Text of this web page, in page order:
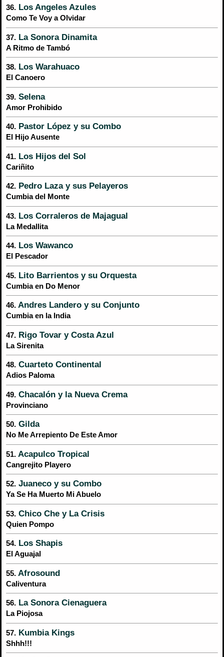
36. Los Angeles Azules
Como Te Voy a Olvidar
37. La Sonora Dinamita
A Ritmo de Tambó
38. Los Warahuaco
El Canoero
39. Selena
Amor Prohibido
40. Pastor López y su Combo
El Hijo Ausente
41. Los Hijos del Sol
Cariñito
42. Pedro Laza y sus Pelayeros
Cumbia del Monte
43. Los Corraleros de Majagual
La Medallita
44. Los Wawanco
El Pescador
45. Lito Barrientos y su Orquesta
Cumbia en Do Menor
46. Andres Landero y su Conjunto
Cumbia en la India
47. Rigo Tovar y Costa Azul
La Sirenita
48. Cuarteto Continental
Adios Paloma
49. Chacalón y la Nueva Crema
Provinciano
50. Gilda
No Me Arrepiento De Este Amor
51. Acapulco Tropical
Cangrejito Playero
52. Juaneco y su Combo
Ya Se Ha Muerto Mi Abuelo
53. Chico Che y La Crisis
Quien Pompo
54. Los Shapis
El Aguajal
55. Afrosound
Caliventura
56. La Sonora Cienaguera
La Piojosa
57. Kumbia Kings
Shhh!!!